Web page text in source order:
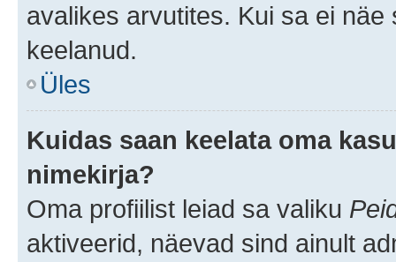
avalikes arvutites. Kui sa ei
keelanud.
Üles
Kuidas saan keelata oma
nimekirja?
Oma profiilist leiad sa valiku
aktiveerid, näevad sind ainult